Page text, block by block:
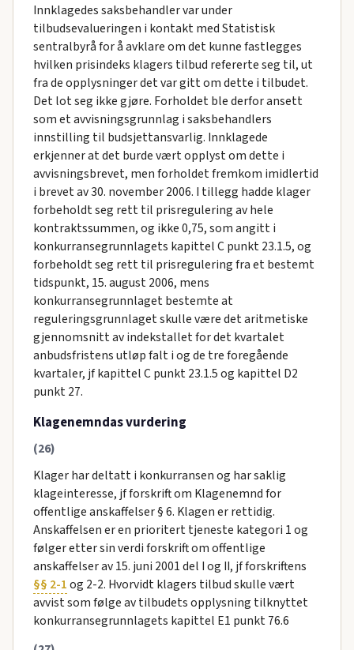
Innklagedes saksbehandler var under
tilbudsevalueringen i kontakt med Statistisk
sentralbyrå for å avklare om det kunne fastlegges
hvilken prisindeks klagers tilbud refererte seg til, ut
fra de opplysninger det var gitt om dette i tilbudet.
Det lot seg ikke gjøre. Forholdet ble derfor ansett
som et avvisningsgrunnlag i saksbehandlers
innstilling til budsjettansvarlig. Innklagede
erkjenner at det burde vært opplyst om dette i
avvisningsbrevet, men forholdet fremkom imidlertid
i brevet av 30. november 2006. I tillegg hadde klager
forbeholdt seg rett til prisregulering av hele
kontraktssummen, og ikke 0,75, som angitt i
konkurransegrunnlagets kapittel C punkt 23.1.5, og
forbeholdt seg rett til prisregulering fra et bestemt
tidspunkt, 15. august 2006, mens
konkurransegrunnlaget bestemte at
reguleringsgrunnlaget skulle være det aritmetiske
gjennomsnitt av indekstallet for det kvartalet
anbudsfristens utløp falt i og de tre foregående
kvartaler, jf kapittel C punkt 23.1.5 og kapittel D2
punkt 27.
Klagenemndas vurdering
(26)
Klager har deltatt i konkurransen og har saklig
klageinteresse, jf forskrift om Klagenemnd for
offentlige anskaffelser § 6. Klagen er rettidig.
Anskaffelsen er en prioritert tjeneste kategori 1 og
følger etter sin verdi forskrift om offentlige
anskaffelser av 15. juni 2001 del I og II, jf forskriftens
§§ 2-1og 2-2. Hvorvidt klagers tilbud skulle vært
avvist som følge av tilbudets opplysning tilknyttet
konkurransegrunnlagets kapittel E1 punkt 76.6